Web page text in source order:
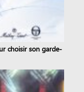
choisir son garde-